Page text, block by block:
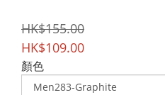
HK$155.00
HK$109.00
顏色